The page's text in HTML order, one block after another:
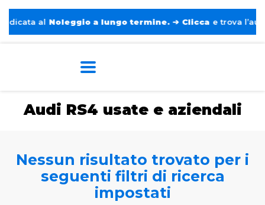
al Noleggio a lungo termine. ➔ Clicca e trova l’auto
Audi RS4 usate e aziendali
Nessun risultato trovato per i
seguenti filtri di ricerca
impostati